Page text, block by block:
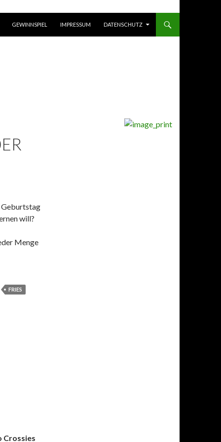
GEWINNSPIEL IMPRESSUM DATENSCHUTZ
Geburtstag
will?
Menge
FRIES
Crossies